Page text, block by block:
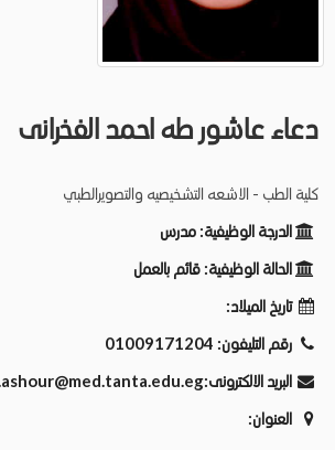
دعاء عاشور طه احمد الفخرانى
كلية الطب - الاشعه التشخيصيه والتصويرالطبي
الدرجة الوظيفية: مدرس
الحالة الوظيفية: قائم بالعمل
تاريخ الميلاد:
رقم التليفون: 01009171204
البريد الالكترونى:
العنوان: